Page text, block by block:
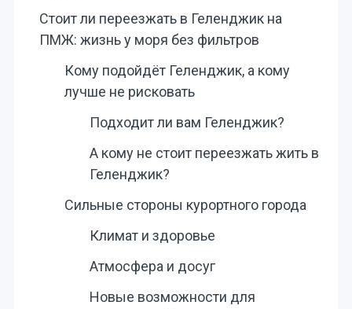
Стоит ли переезжать в Геленджик на
ПМЖ: жизнь у моря без фильтров
Кому подойдёт Геленджик, а кому
лучше не рисковать
Подходит ли вам Геленджик?
А кому не стоит переезжать жить в
Геленджик?
Сильные стороны курортного города
Климат и здоровье
Атмосфера и досуг
Новые возможности для